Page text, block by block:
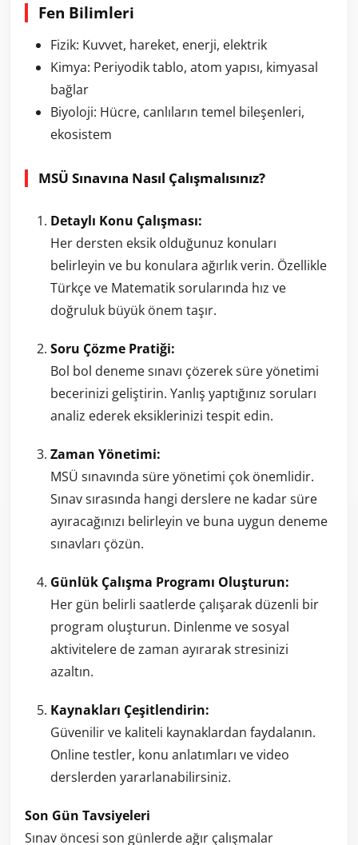
Fen Bilimleri
Fizik: Kuvvet, hareket, enerji, elektrik
Kimya: Periyodik tablo, atom yapısı, kimyasal
bağlar
Biyoloji: Hücre, canlıların temel bileşenleri,
ekosistem
MSÜ Sınavına Nasıl Çalışmalısınız?
Detaylı Konu Çalışması:
Her dersten eksik olduğunuz konuları
belirleyin ve bu konulara ağırlık verin. Özellikle
Türkçe ve Matematik sorularında hız ve
doğruluk büyük önem taşır.
Soru Çözme Pratiği:
Bol bol deneme sınavı çözerek süre yönetimi
becerinizi geliştirin. Yanlış yaptığınız soruları
analiz ederek eksiklerinizi tespit edin.
Zaman Yönetimi:
MSÜ sınavında süre yönetimi çok önemlidir.
Sınav sırasında hangi derslere ne kadar süre
ayıracağınızı belirleyin ve buna uygun deneme
sınavları çözün.
Günlük Çalışma Programı Oluşturun:
Her gün belirli saatlerde çalışarak düzenli bir
program oluşturun. Dinlenme ve sosyal
aktivitelere de zaman ayırarak stresinizi
azaltın.
Kaynakları Çeşitlendirin:
Güvenilir ve kaliteli kaynaklardan faydalanın.
Online testler, konu anlatımları ve video
derslerden yararlanabilirsiniz.
Son Gün Tavsiyeleri
Sınav öncesi son günlerde ağır çalışmalar